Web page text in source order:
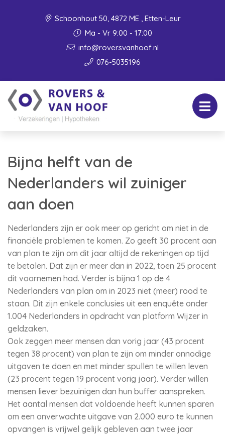
Schoonhout 50, 4872 ME , Etten-Leur
Ma - Vr 9:00 - 17:00
info@roversvanhoof.nl
076-5035196
Bijna helft van de
Nederlanders wil zuiniger
aan doen
Nederlanders zijn er ook meer op gericht om niet in de
financiële problemen te komen. Zo geeft 30 procent aan
van plan te zijn om dit jaar altijd de rekeningen op tijd
te betalen. Dat zijn er meer dan in 2022, toen 25 procent
dit voornemen had. Verder is bijna 1 op de 4
Nederlanders van plan om in 2023 niet (meer) rood te
staan. Dit zijn enkele conclusies uit een enquête onder
1.004 Nederlanders in opdracht van platform Wijzer in
geldzaken.
Ook zeggen meer mensen dan vorig jaar (43 procent
tegen 38 procent) van plan te zijn om minder onnodige
uitgaven te doen en met minder spullen te willen leven
(23 procent tegen 19 procent vorig jaar). Verder willen
mensen liever bezuinigen dan hun buffer aanspreken.
Het aantal mensen dat voldoende heeft kunnen sparen
om een onverwachte uitgave van 2.000 euro te kunnen
opvangen is vrijwel gelijk gebleven aan twee jaar